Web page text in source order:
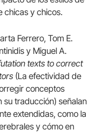
chicas y chicos.
Ferrero, Tom E.
y Miguel A.
texts to correct
(La efectividad de
conceptos
su traducción) señalan
extendidas, como la
y cómo en